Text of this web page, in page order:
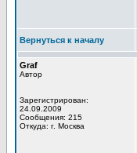
Вернуться к началу
Graf
Автор
Зарегистрирован:
24.09.2009
Сообщения: 215
Откуда: г. Москва